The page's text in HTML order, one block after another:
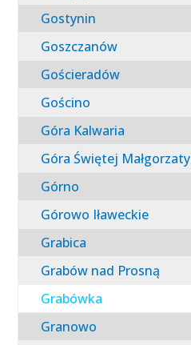
Gostynin
Goszczanów
Gościeradów
Gościno
Góra Kalwaria
Góra Świętej Małgorzaty
Górno
Górowo Iławeckie
Grabica
Grabów nad Prosną
Grabówka
Granowo